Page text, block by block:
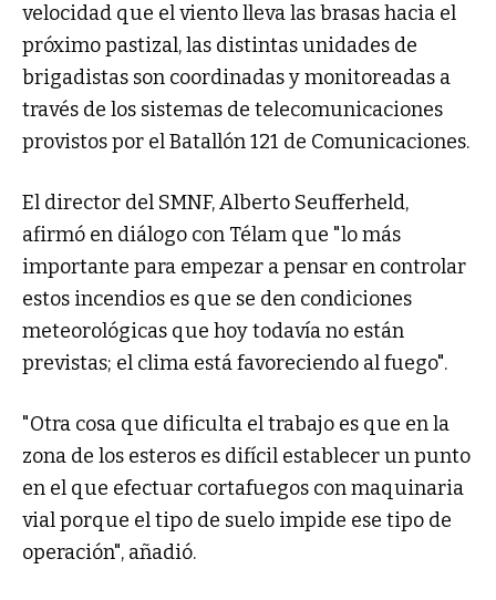
velocidad que el viento lleva las brasas hacia el
próximo pastizal, las distintas unidades de
brigadistas son coordinadas y monitoreadas a
través de los sistemas de telecomunicaciones
provistos por el Batallón 121 de Comunicaciones.
El director del SMNF, Alberto Seufferheld,
afirmó en diálogo con Télam que "lo más
importante para empezar a pensar en controlar
estos incendios es que se den condiciones
meteorológicas que hoy todavía no están
previstas; el clima está favoreciendo al fuego".
"Otra cosa que dificulta el trabajo es que en la
zona de los esteros es difícil establecer un punto
en el que efectuar cortafuegos con maquinaria
vial porque el tipo de suelo impide ese tipo de
operación", añadió.